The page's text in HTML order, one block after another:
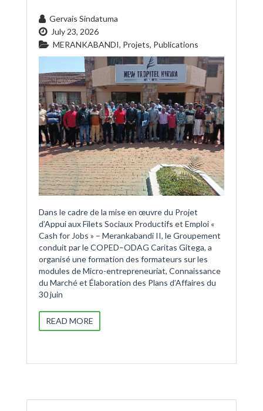
Gervais Sindatuma
July 23, 2026
MERANKABANDI, Projets, Publications
Dans le cadre de la mise en œuvre du Projet
d’Appui aux Filets Sociaux Productifs et Emploi «
Cash for Jobs » – Merankabandi II, le Groupement
conduit par le COPED–ODAG Caritas Gitega, a
organisé une formation des formateurs sur les
modules de Micro-entrepreneuriat, Connaissance
du Marché et Élaboration des Plans d’Affaires du
30 juin
READ MORE